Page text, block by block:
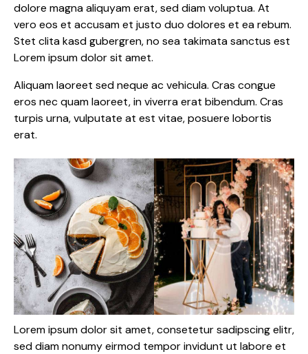
dolore magna aliquyam erat, sed diam voluptua. At
vero eos et accusam et justo duo dolores et ea rebum.
Stet clita kasd gubergren, no sea takimata sanctus est
Lorem ipsum dolor sit amet.
Aliquam laoreet sed neque ac vehicula. Cras congue
eros nec quam laoreet, in viverra erat bibendum. Cras
turpis urna, vulputate at est vitae, posuere lobortis
erat.
Lorem ipsum dolor sit amet, consetetur sadipscing elitr,
sed diam nonumy eirmod tempor invidunt ut labore et